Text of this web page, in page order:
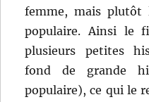
femme, mais plutôt
populaire. Ainsi le
plusieurs petites
fond de grande
populaire), ce qui le